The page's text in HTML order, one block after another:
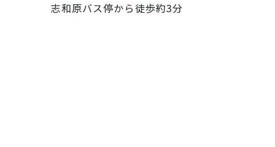
志和原バス停から徒歩約3分